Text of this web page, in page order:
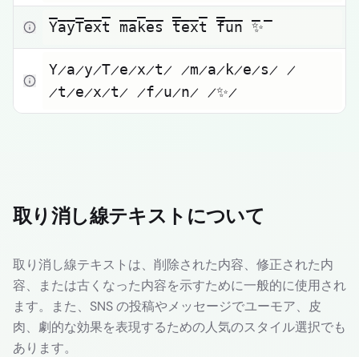
Y̅a̅y̅T̅e̅x̅t̅ ̅m̅a̅k̅e̅s̅ ̅t̅e̅x̅t̅ ̅f̅u̅n̅ ̅✨̅クリックしてコピー
Y̷a̷y̷T̷e̷x̷t̷ ̷m̷a̷k̷e̷s̷
̷t̷e̷x̷t̷ ̷f̷u̷n̷ ̷✨̷
取り消し線テキストについて
取り消し線テキストは、削除された内容、修正された内
容、または古くなった内容を示すために一般的に使用され
ます。また、SNS の投稿やメッセージでユーモア、皮
肉、劇的な効果を表現するための人気のスタイル選択でも
あります。